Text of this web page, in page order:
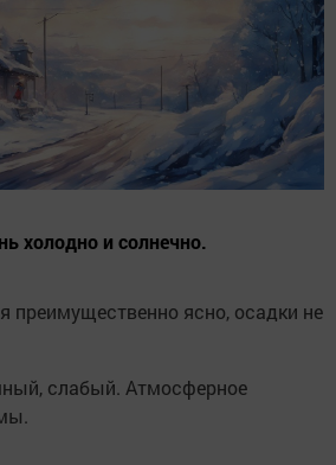
холодно и солнечно.
преимущественно ясно, осадки не
слабый. Атмосферное